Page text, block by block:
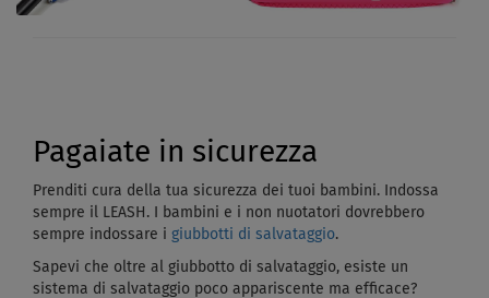
Pagaiate in sicurezza
Prenditi cura della tua sicurezza dei tuoi bambini. Indossa
sempre il LEASH. I bambini e i non nuotatori dovrebbero
sempre indossare i giubbotti di salvataggio.
Sapevi che oltre al giubbotto di salvataggio, esiste un
sistema di salvataggio poco appariscente ma efficace?